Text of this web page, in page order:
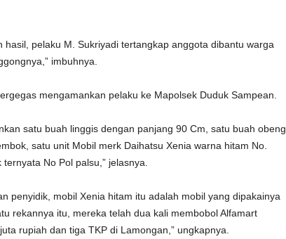
hasil, pelaku M. Sukriyadi tertangkap anggota dibantu warga
imbuhnya.
mengamankan pelaku ke Mapolsek Duduk Sampean.
satu buah linggis dengan panjang 90 Cm, satu buah obeng
satu unit Mobil merk Daihatsu Xenia warna hitam No.
No Pol palsu,” jelasnya.
penyidik, mobil Xenia hitam itu adalah mobil yang dipakainya
rekannya itu, mereka telah dua kali membobol Alfamart
rupiah dan tiga TKP di Lamongan,” ungkapnya.